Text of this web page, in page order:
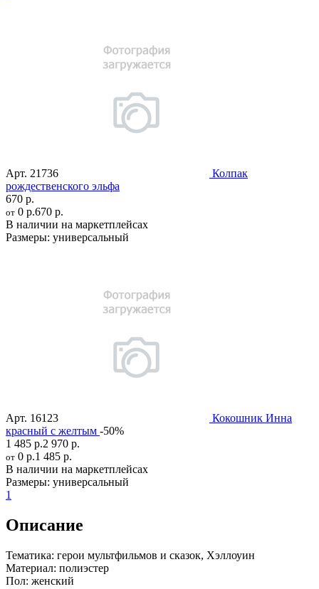
Арт. 21736
Колпак
рождественского эльфа
670 р.
от 0 р.670 р.
В наличии на маркетплейсах
Размеры: универсальный
Арт. 16123
Кокошник Инна
красный с желтым -50%
1 485 р.2 970 р.
от 0 р.1 485 р.
В наличии на маркетплейсах
Размеры: универсальный
1
Описание
Тематика: герои мультфильмов и сказок, Хэллоуин
Материал: полиэстер
Пол: женский